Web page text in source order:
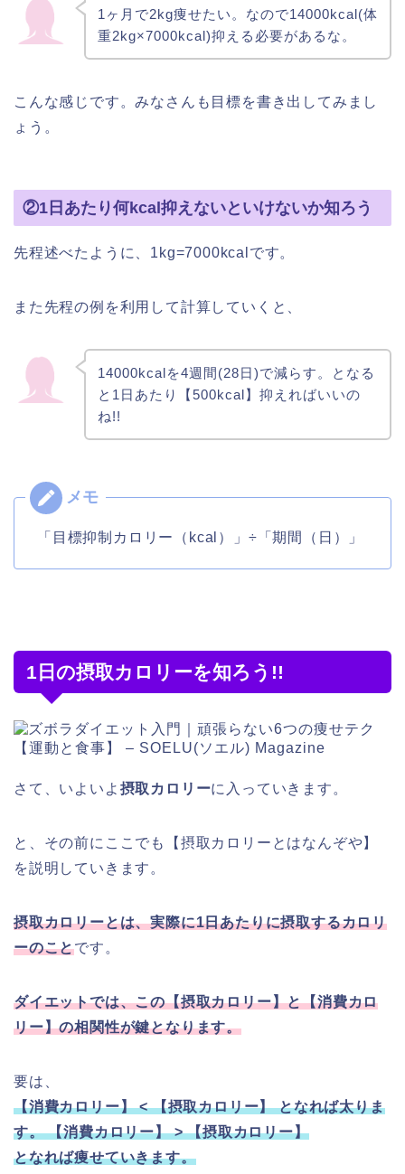
1ヶ月で2kg痩せたい。なので14000kcal(体
重2kg×7000kcal)抑える必要があるな。
こんな感じです。みなさんも目標を書き出してみまし
ょう。
②1日あたり何kcal抑えないといけないか知ろう
先程述べたように、1kg=7000kcalです。
また先程の例を利用して計算していくと、
14000kcalを4週間(28日)で減らす。となる
と1日あたり【500kcal】抑えればいいの
ね!!
「目標抑制カロリー（kcal）」÷「期間（日）」
1日の摂取カロリーを知ろう!!
さて、いよいよ 摂取カロリーに入っていきます。
と、その前にここでも【摂取カロリーとはなんぞや】
を説明していきます。
摂取カロリーとは、実際に1日あたりに摂取するカロリ
ーのことです。
ダイエットでは、この【摂取カロリー】と【消費カロ
リー】の相関性が鍵となります。
要は、
【消費カロリー】 < 【摂取カロリー】 となれば太りま
す。 【消費カロリー】 > 【摂取カロリー】
となれば痩せていきます。